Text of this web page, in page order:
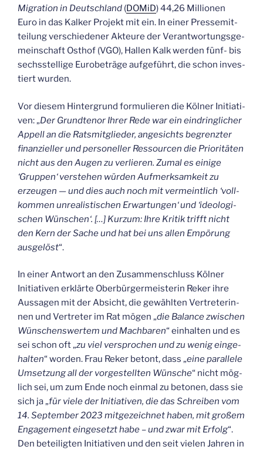
Migra­ti­on in Deutsch­land (DOMiD) 44,26 Mil­lio­nen
Euro in das Kal­ker Pro­jekt mit ein. In einer Pres­se­mit­
tei­lung ver­schie­de­ner Akteu­re der Ver­ant­wor­tungs­ge­
mein­schaft Ost­hof (VGO), Hal­len Kalk wer­den fünf- bis
sechs­stel­li­ge Euro­be­trä­ge auf­ge­führt, die schon inves­
tiert wurden.
Vor die­sem Hin­ter­grund for­mu­lie­ren die Köl­ner Initia­ti­
ven: „Der Grund­te­nor Ihrer Rede war ein ein­dring­li­cher
Appell an die Rats­mit­glie­der, ange­sichts begrenz­ter
finan­zi­el­ler und per­so­nel­ler Res­sour­cen die Prio­ri­tä­ten
nicht aus den Augen zu ver­lie­ren. Zumal es eini­ge
‘Grup­pen‘ ver­ste­hen wür­den Auf­merk­sam­keit zu
erzeu­gen — und dies auch noch mit ver­meint­lich ‘voll­
kom­men unrea­lis­ti­schen Erwar­tun­gen‘ und ‘ideo­lo­gi­
schen Wün­schen‘. […] Kurz­um: Ihre Kri­tik trifft nicht
den Kern der Sache und hat bei uns allen Empö­rung
aus­ge­löst“.
In einer Ant­wort an den Zusam­men­schluss Köl­ner
Initia­ti­ven erklär­te Ober­bür­ger­meis­te­rin Reker ihre
Aus­sa­gen mit der Absicht, die gewähl­ten Ver­tre­te­rin­
nen und Ver­tre­ter im Rat mögen „die Balan­ce zwi­schen
Wün­schens­wer­tem und Mach­ba­ren“ ein­hal­ten und es
sei schon oft „zu viel ver­spro­chen und zu wenig ein­ge­
hal­ten“ wor­den. Frau Reker betont, dass „eine par­al­le­le
Umset­zung all der vor­ge­stell­ten Wün­sche“ nicht mög­
lich sei, um zum Ende noch ein­mal zu beto­nen, dass sie
sich ja „für vie­le der Initia­ti­ven, die das Schrei­ben vom
14. Sep­tem­ber 2023 mit­ge­zeich­net haben, mit gro­ßem
Enga­ge­ment ein­ge­setzt habe – und zwar mit Erfolg“.
Den betei­lig­ten Initia­ti­ven und den seit vie­len Jah­ren in